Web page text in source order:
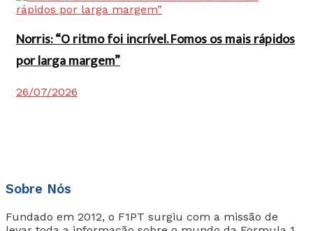
Norris: “O ritmo foi incrível. Fomos os mais rápidos
por larga margem”
26/07/2026
Sobre Nós
Fundado em 2012, o F1PT surgiu com a missão de